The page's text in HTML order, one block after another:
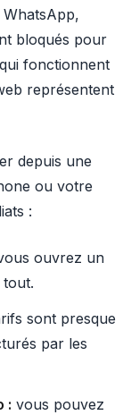
bloqués pour
fonctionnent
représentent
depuis une
ou votre
:
ouvrez un
tout.
sont presque
par les
: vous pouvez